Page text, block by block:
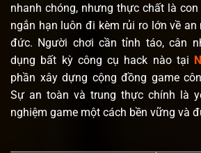
nhanh chóng, nhưng thực chất là
ngắn hạn luôn đi kèm rủi ro lớn về
đức. Người chơi cần tỉnh táo, cân
dụng bất kỳ công cụ hack nào tại
phần xây dựng cộng đồng game
Sự an toàn và trung thực chính là
nghiệm game một cách bền vững và